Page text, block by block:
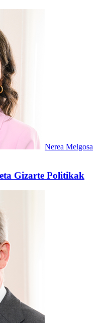
Nerea Melgosa
Gizarte Politikak